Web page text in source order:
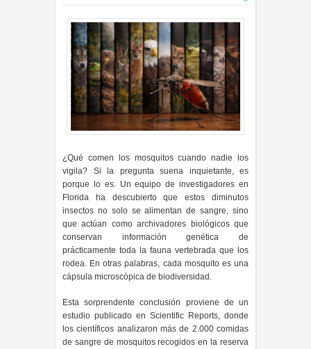
¿Qué comen los mosquitos cuando nadie los
vigila? Si la pregunta suena inquietante, es
porque lo es. Un equipo de investigadores en
Florida ha descubierto que estos diminutos
insectos no solo se alimentan de sangre, sino
que actúan como archivadores biológicos que
conservan información genética de
prácticamente toda la fauna vertebrada que los
rodea. En otras palabras, cada mosquito es una
cápsula microscópica de biodiversidad.
Esta sorprendente conclusión proviene de un
estudio publicado en Scientific Reports, donde
los científicos analizaron más de 2.000 comidas
de sangre de mosquitos recogidos en la reserva